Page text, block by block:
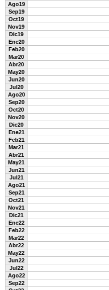
Ago19
Sep19
Oct19
Nov19
Dic19
Ene20
Feb20
Mar20
Abr20
May20
Jun20
Jul20
Ago20
Sep20
Oct20
Nov20
Dic20
Ene21
Feb21
Mar21
Abr21
May21
Jun21
Jul21
Ago21
Sep21
Oct21
Nov21
Dic21
Ene22
Feb22
Mar22
Abr22
May22
Jun22
Jul22
Ago22
Sep22